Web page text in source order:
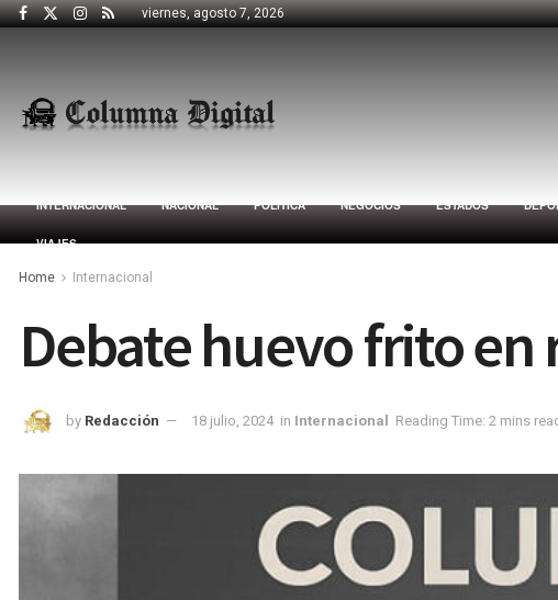
viernes, agosto 7, 2026
INTERNACIONAL NACIONAL POLÍTICA NEGOCIOS ESTADOS
VIAJES
Home Internacional
Debate huevo frito
by Redacción 18 julio, 2024 in Internacional Reading Time: 2 mins